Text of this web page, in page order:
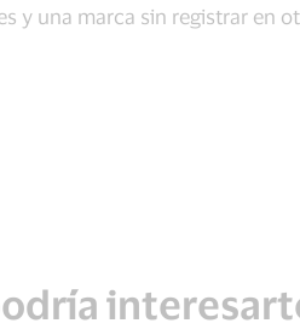
y una marca sin registrar en